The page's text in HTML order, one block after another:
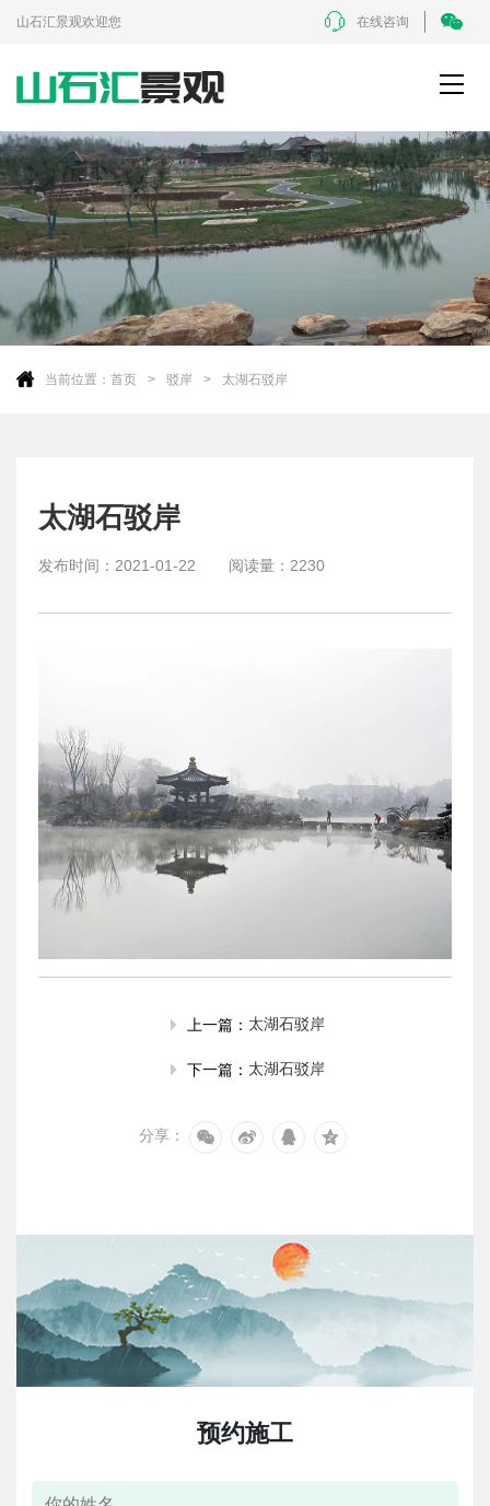
山石汇景观欢迎您 在线咨询
当前位置： 首页 驳岸 太湖石驳岸
预约施工
太湖石驳岸
发布时间： 2021-01-22 阅读量： 2230
上一篇： 太湖石驳岸
下一篇： 太湖石驳岸
分享：